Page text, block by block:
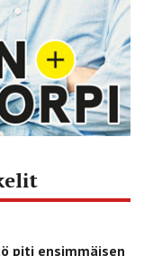
piti ensimmäisen